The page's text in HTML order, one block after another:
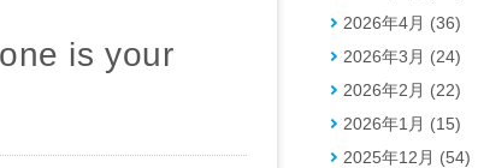
is your
2026年4月 (36)
2026年3月 (24)
2026年2月 (22)
2026年1月 (15)
2025年12月 (54)